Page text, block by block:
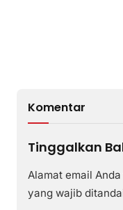
Komentar
Tinggalkan
Alamat email
yang wajib